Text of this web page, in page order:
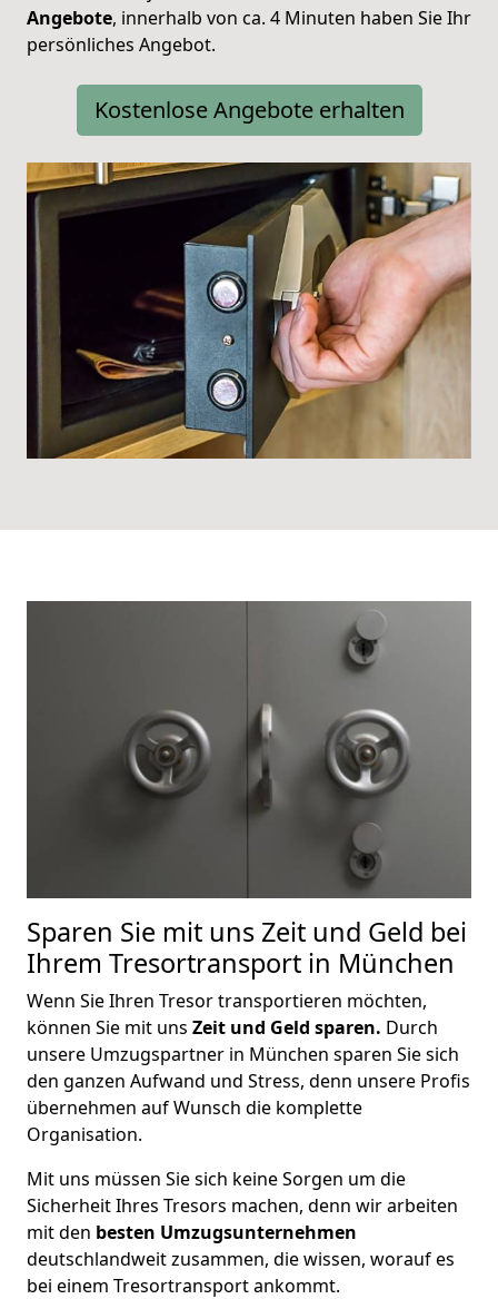
Angebote, innerhalb von ca. 4 Minuten haben Sie Ihr
persönliches Angebot.
Kostenlose Angebote erhalten
Sparen Sie mit uns Zeit und Geld bei
Ihrem Tresortransport in München
Wenn Sie Ihren Tresor transportieren möchten,
können Sie mit uns Zeit und Geld sparen. Durch
unsere Umzugspartner in München sparen Sie sich
den ganzen Aufwand und Stress, denn unsere Profis
übernehmen auf Wunsch die komplette
Organisation.
Mit uns müssen Sie sich keine Sorgen um die
Sicherheit Ihres Tresors machen, denn wir arbeiten
mit den besten Umzugsunternehmen
deutschlandweit zusammen, die wissen, worauf es
bei einem Tresortransport ankommt.